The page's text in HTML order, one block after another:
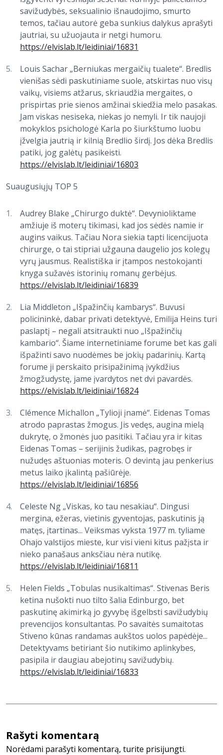
savižudybės, seksualinio išnaudojimo, smurto
temos, tačiau autorė geba sunkius dalykus aprašyti
jautriai, su užuojauta ir netgi humoru.
https://elvislab.lt/leidiniai/16831
Louis Sachar „Berniukas mergaičių tualete“. Bredlis
vienišas sėdi paskutiniame suole, atskirtas nuo visų
vaikų, visiems atžarus, skriaudžia mergaites, o
prispirtas prie sienos amžinai skiedžia melo pasakas.
Jam viskas nesiseka, niekas jo nemyli. Ir tik naujoji
mokyklos psichologė Karla po šiurkštumo luobu
įžvelgia jautrią ir kilnią Bredlio širdį. Jos dėka Bredlis
patiki, jog galėtų pasikeisti.
https://elvislab.lt/leidiniai/16803
Suaugusiųjų TOP 5
Audrey Blake „Chirurgo duktė“. Devynioliktame
amžiuje iš moterų tikimasi, kad jos sėdės namie ir
augins vaikus. Tačiau Nora siekia tapti licencijuota
chirurge, o tai stipriai užgauna daugelio jos kolegų
vyrų jausmus. Realistiška ir įtampos nestokojanti
knyga sužavės istorinių romanų gerbėjus.
https://elvislab.lt/leidiniai/16839
Lia Middleton „Išpažinčių kambarys“. Buvusi
policininkė, dabar privati detektyvė, Emilija Heins turi
paslaptį – negali atsitraukti nuo „Išpažinčių
kambario“. Šiame internetiniame forume bet kas gali
išpažinti savo nuodėmes be jokių padarinių. Kartą
forume ji perskaito prisipažinimą įvykdžius
žmogžudystę, jame įvardytos net dvi pavardės.
https://elvislab.lt/leidiniai/16824
Clémence Michallon „Tylioji įnamė“. Eidenas Tomas
atrodo paprastas žmogus. Jis vedęs, augina mielą
dukrytę, o žmonės juo pasitiki. Tačiau yra ir kitas
Eidenas Tomas – serijinis žudikas, pagrobęs ir
nužudęs aštuonias moteris. O devintą jau penkerius
metus laiko įkalintą pašiūrėje.
https://elvislab.lt/leidiniai/16856
Celeste‏ Ng „Viskas, ko tau nesakiau“. Dingusi
mergina, ežeras, vietinis gyventojas, paskutinis ją
matęs, įtartinas... Veiksmas vyksta 1977 m. tyliame
Ohajo valstijos mieste, kur visi vieni kitus pažįsta ir
nieko panašaus anksčiau nėra nutikę.
https://elvislab.lt/leidiniai/16811
Helen Fields „Tobulas nusikaltimas“. Stivenas Beris
ketina nušokti nuo tilto šalia Edinburgo, bet
paskutinę akimirką jo gyvybę išgelbsti savižudybių
prevencijos konsultantas. Po savaitės sumaitotas
Stiveno kūnas randamas aukštos uolos papėdėje...
Detektyvams betiriant šio nutikimo aplinkybes,
pasipila ir daugiau abejotinų savižudybių.
https://elvislab.lt/leidiniai/16833
Rašyti komentarą
Norėdami parašyti komentarą, turite prisijungti.